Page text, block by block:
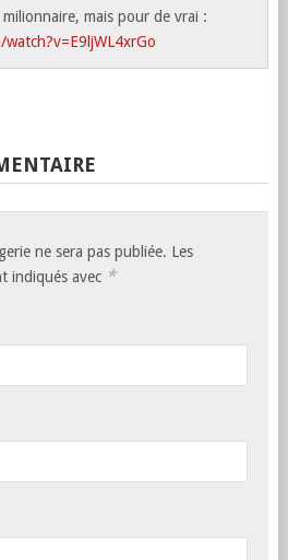
mais pour de vrai :
ne sera pas publiée. Les
indiqués avec *